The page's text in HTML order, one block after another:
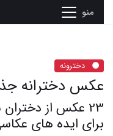
منو
دخترونه
عکس دخترانه
23 عکس از
برای ایده های